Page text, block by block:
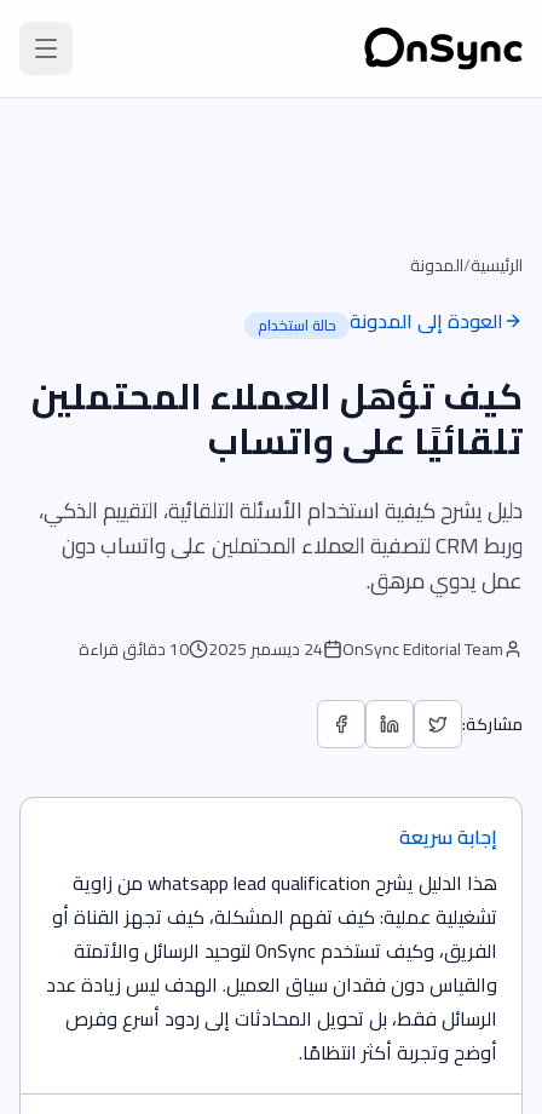
الرئيسية/المدونة
العودة إلى المدونة حالة استخدام
كيف تؤهل العملاء المحتملين
تلقائيًا على واتساب
دليل يشرح كيفية استخدام الأسئلة التلقائية، التقييم الذكي،
وربط CRM لتصفية العملاء المحتملين على واتساب دون
عمل يدوي مرهق.
OnSync Editorial Team 24 ديسمبر 2025 10 دقائق قراءة
مشاركة:
إجابة سريعة
هذا الدليل يشرح whatsapp lead qualification من زاوية
تشغيلية عملية: كيف تفهم المشكلة، كيف تجهز القناة أو
الفريق، وكيف تستخدم OnSync لتوحيد الرسائل والأتمتة
والقياس دون فقدان سياق العميل. الهدف ليس زيادة عدد
الرسائل فقط، بل تحويل المحادثات إلى ردود أسرع وفرص
أوضح وتجربة أكثر انتظامًا.